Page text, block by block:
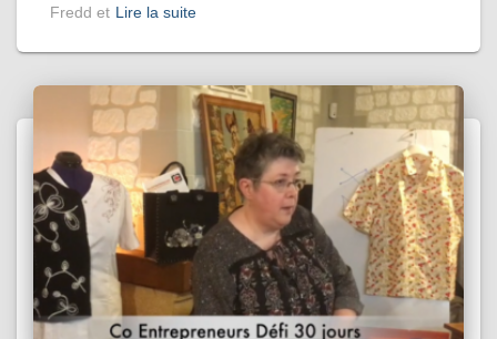
Fredd et Lire la suite